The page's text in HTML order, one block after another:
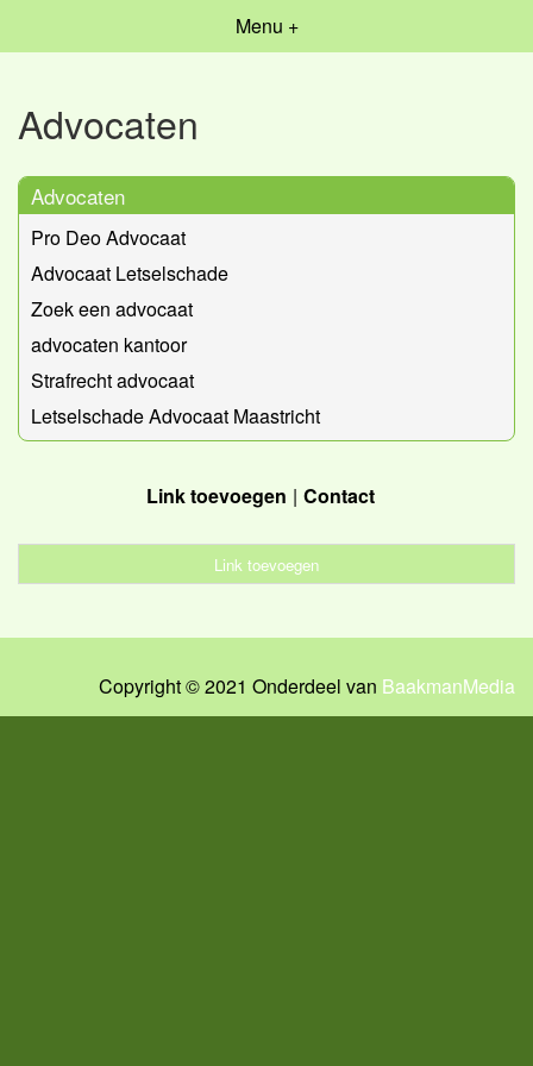
Menu +
Advocaten
Advocaten
Pro Deo Advocaat
Advocaat Letselschade
Zoek een advocaat
advocaten kantoor
Strafrecht advocaat
Letselschade Advocaat Maastricht
Link toevoegen Contact
Link toevoegen
Copyright © 2021 Onderdeel van BaakmanMedia